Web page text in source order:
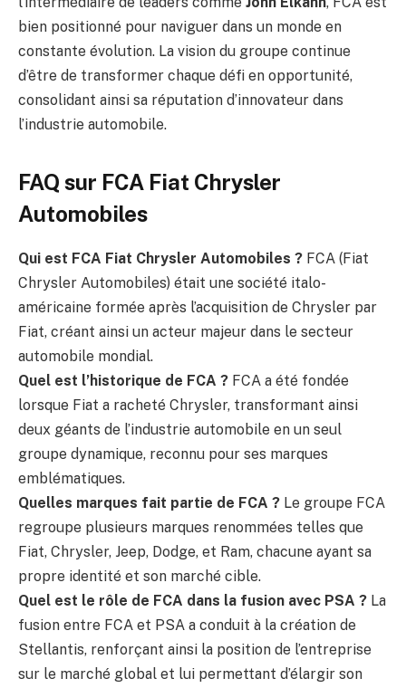
bien positionné pour naviguer dans un monde en
constante évolution. La vision du groupe continue
d’être de transformer chaque défi en opportunité,
consolidant ainsi sa réputation d’innovateur dans
l’industrie automobile.
FAQ sur FCA Fiat Chrysler
Automobiles
Qui est FCA Fiat Chrysler Automobiles ? FCA (Fiat
Chrysler Automobiles) était une société italo-
américaine formée après l’acquisition de Chrysler par
Fiat, créant ainsi un acteur majeur dans le secteur
automobile mondial.
Quel est l’historique de FCA ? FCA a été fondée
lorsque Fiat a racheté Chrysler, transformant ainsi
deux géants de l’industrie automobile en un seul
groupe dynamique, reconnu pour ses marques
emblématiques.
Quelles marques fait partie de FCA ? Le groupe FCA
regroupe plusieurs marques renommées telles que
Fiat, Chrysler, Jeep, Dodge, et Ram, chacune ayant sa
propre identité et son marché cible.
Quel est le rôle de FCA dans la fusion avec PSA ? La
fusion entre FCA et PSA a conduit à la création de
Stellantis, renforçant ainsi la position de l’entreprise
sur le marché global et lui permettant d’élargir son